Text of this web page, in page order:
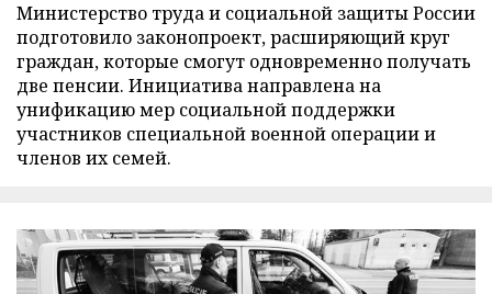
Министерство труда и социальной защиты России
подготовило законопроект, расширяющий круг
граждан, которые смогут одновременно получать
две пенсии. Инициатива направлена на
унификацию мер социальной поддержки
участников специальной военной операции и
членов их семей.